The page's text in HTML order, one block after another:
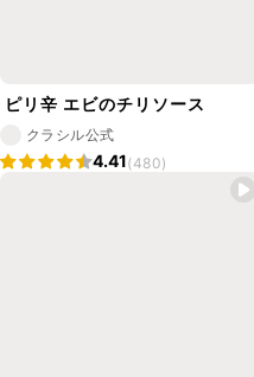
ピリ辛 エビのチリソース
クラシル公式
4.41(480)